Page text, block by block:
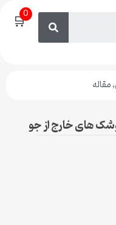
🛒0
,مقاله
های خارج از جو